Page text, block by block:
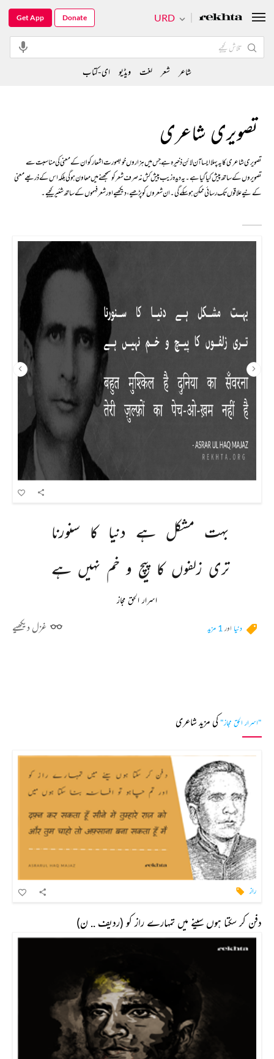
تصویری شاعری
تصویری شاعری کا یہ پہلا ایسا آن لائن ذخیرہ ہے جس میں ہزاروں خوبصورت اشعار کو ان کے معنی کی مناسبت سے
تصویروں کے ساتھ پیش کیا گیا ہے۔ یہ دیدہ زیب پیش کش نہ صرف شعر کو سمجھنے میں معاون ہوگی بلکہ اس کے ذریعے معنی
کے نیےعلاقوں تک رسائی ممکن ہو سکے گی۔ ان شعروں کو پڑھیے، دیکھیے اور شعر فہموں کے ساتھ شئیر کیجیے۔
بہت مشکل ہے دنیا کا سنورنا
تری زلفوں کا پیچ و خم نہیں ہے
اسرار الحق مجاز
غزل دیکھیے دنیا اور 1 مزید
"اسرار الحق مجاز" کی مزید شاعری
راز
دفن کر سکتا ہوں سینے میں تمہارے راز کو (ردیف .. ن)
URD
Get App Donate
شاعر شعر لغت ویڈیو ای-کتاب